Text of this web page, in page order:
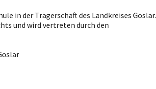
in der Trägerschaft des Landkreises Goslar.
und wird vertreten durch den